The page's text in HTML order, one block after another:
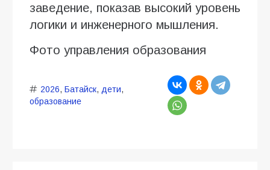
заведение, показав высокий уровень
логики и инженерного мышления.
Фото управления образования
2026, Батайск, дети,
образование